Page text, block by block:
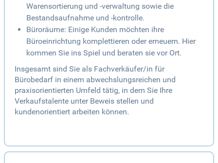
Warensortierung und -verwaltung sowie die
Bestandsaufnahme und -kontrolle.
Büroräume: Einige Kunden möchten ihre
Büroeinrichtung komplettieren oder erneuern. Hier
kommen Sie ins Spiel und beraten sie vor Ort.
Insgesamt sind Sie als Fachverkäufer/in für
Bürobedarf in einem abwechslungsreichen und
praxisorientierten Umfeld tätig, in dem Sie Ihre
Verkaufstalente unter Beweis stellen und
kundenorientiert arbeiten können.